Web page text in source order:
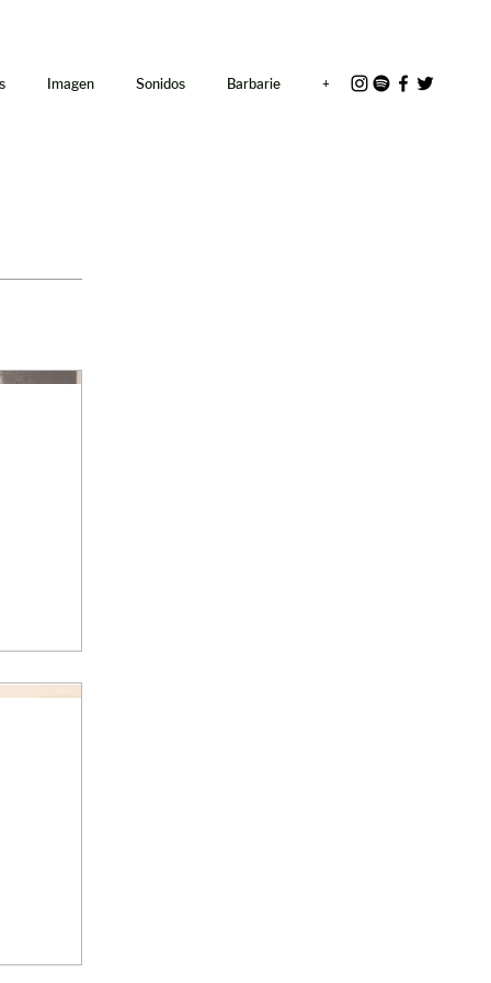
Imagen Sonidos Barbarie +